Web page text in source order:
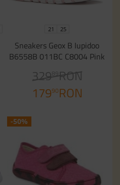
21 25
Sneakers Geox B Iupidoo
B6558B 011BC C8004 Pink
329 89RON
17990RON
-50%